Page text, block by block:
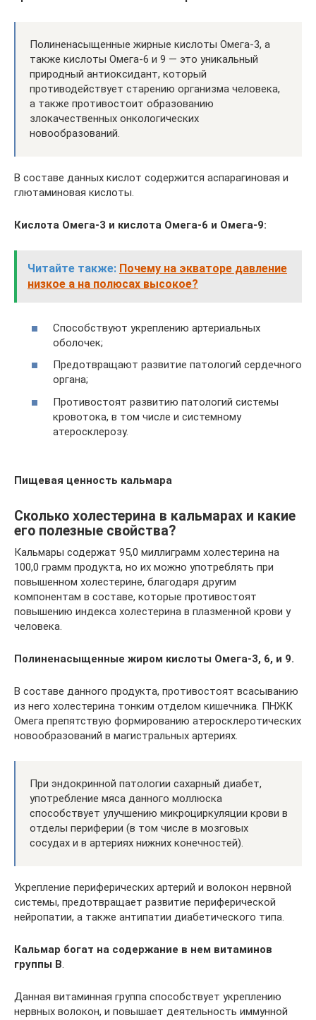
Полиненасыщенные жирные кислоты Омега-3, а
также кислоты Омега-6 и 9 — это уникальный
природный антиоксидант, который
противодействует старению организма человека,
а также противостоит образованию
злокачественных онкологических
новообразований.
В составе данных кислот содержится аспарагиновая и
глютаминовая кислоты.
Кислота Омега-3 и кислота Омега-6 и Омега-9:
Читайте также: Почему на экваторе давление
низкое а на полюсах высокое?
Способствуют укреплению артериальных
оболочек;
Предотвращают развитие патологий сердечного
органа;
Противостоят развитию патологий системы
кровотока, в том числе и системному
атеросклерозу.
Пищевая ценность кальмара
Сколько холестерина в кальмарах и какие
его полезные свойства?
Кальмары содержат 95,0 миллиграмм холестерина на
100,0 грамм продукта, но их можно употреблять при
повышенном холестерине, благодаря другим
компонентам в составе, которые противостоят
повышению индекса холестерина в плазменной крови у
человека.
Полиненасыщенные жиром кислоты Омега-3, 6, и 9.
В составе данного продукта, противостоят всасыванию
из него холестерина тонким отделом кишечника. ПНЖК
Омега препятствую формированию атеросклеротических
новообразований в магистральных артериях.
При эндокринной патологии сахарный диабет,
употребление мяса данного моллюска
способствует улучшению микроциркуляции крови в
отделы периферии (в том числе в мозговых
сосудах и в артериях нижних конечностей).
Укрепление периферических артерий и волокон нервной
системы, предотвращает развитие периферической
нейропатии, а также антипатии диабетического типа.
Кальмар богат на содержание в нем витаминов
группы В
Данная витаминная группа способствует укреплению
нервных волокон, и повышает деятельность иммунной